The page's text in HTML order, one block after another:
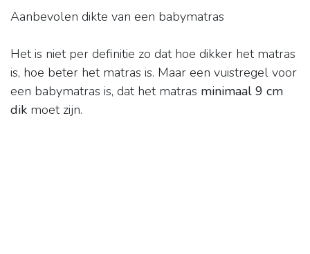
Aanbevolen dikte van een babymatras
Het is niet per definitie zo dat hoe dikker het matras
is, hoe beter het matras is. Maar een vuistregel voor
een babymatras is, dat het matras minimaal 9 cm
dik moet zijn.